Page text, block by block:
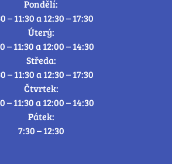
Pondělí:
– 11:30 a 12:30 – 17:30
Úterý:
– 11:30 a 12:00 – 14:30
Středa:
– 11:30 a 12:30 – 17:30
Čtvrtek:
– 11:30 a 12:00 – 14:30
Pátek:
7:30 – 12:30